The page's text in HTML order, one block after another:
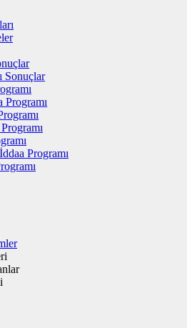
Sonuçlar
Programı
Programı